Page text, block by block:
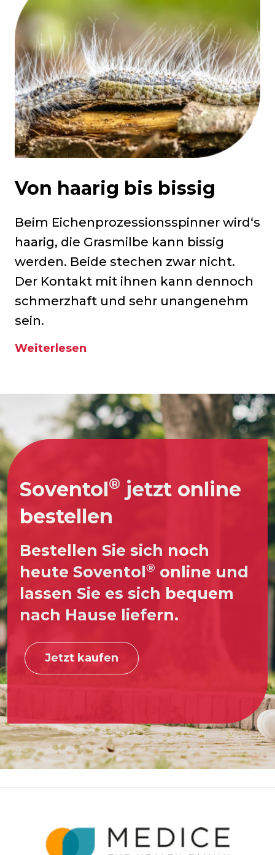
Von haarig bis bissig
Beim Eichenprozessionsspinner wird‘s
haarig, die Grasmilbe kann bissig
werden. Beide stechen zwar nicht.
Der Kontakt mit ihnen kann dennoch
schmerzhaft und sehr unangenehm
sein.
Weiterlesen
Soventol® jetzt online
bestellen
Bestellen Sie sich noch
heute Soventol® online und
lassen Sie es sich bequem
nach Hause liefern.
Jetzt kaufen